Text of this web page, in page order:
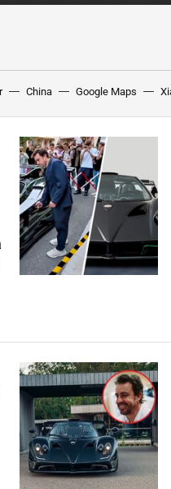
China Google Maps